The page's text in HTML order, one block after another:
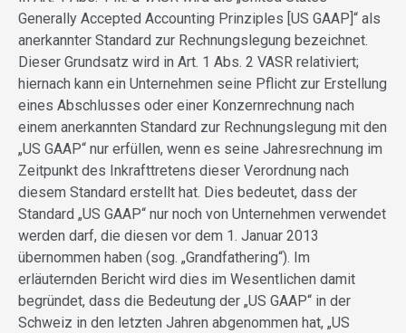
Generally Accepted Accounting Prinziples [US GAAP]“ als
anerkannter Standard zur Rechnungslegung bezeichnet.
Dieser Grundsatz wird in Art. 1 Abs. 2 VASR relativiert;
hiernach kann ein Unternehmen seine Pflicht zur Erstellung
eines Abschlusses oder einer Konzernrechnung nach
einem anerkannten Standard zur Rechnungslegung mit den
„US GAAP“ nur erfüllen, wenn es seine Jahresrechnung im
Zeitpunkt des Inkrafttretens dieser Verordnung nach
diesem Standard erstellt hat. Dies bedeutet, dass der
Standard „US GAAP“ nur noch von Unternehmen verwendet
werden darf, die diesen vor dem 1. Januar 2013
übernommen haben (sog. „Grandfathering“). Im
erläuternden Bericht wird dies im Wesentlichen damit
begründet, dass die Bedeutung der „US GAAP“ in der
Schweiz in den letzten Jahren abgenommen hat, „US